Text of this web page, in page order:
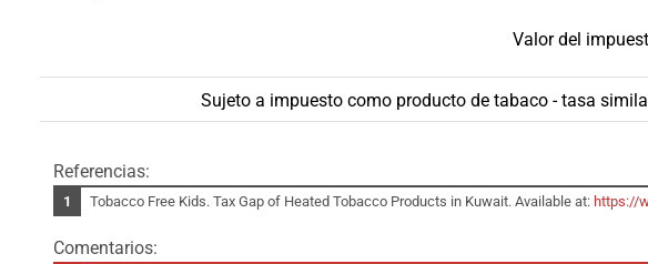
Valor del
Sujeto a impuesto como producto de tabaco - tasa
Referencias:
Tobacco Free Kids. Tax Gap of Heated Tobacco Products in Kuwait. Available at: https://
Comentarios: